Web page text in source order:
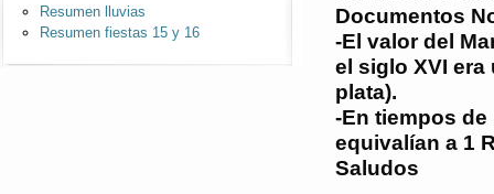
Resumen lluvias
Resumen fiestas 15 y 16
Documentos
-El valor del
el siglo XVI era
plata).
-En tiempos de
equivalían a 1
Saludos